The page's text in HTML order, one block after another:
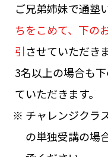
ご兄弟姉妹で通塾
ちをこめて、下の
引させていただき
3名以上の場合も
ていただきます。
※ チャレンジクラ
の単独受講の場